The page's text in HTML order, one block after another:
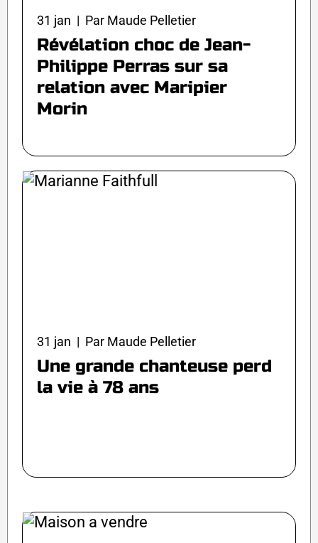
31 jan | Par Maude Pelletier
Révélation choc de Jean-
Philippe Perras sur sa
relation avec Maripier
Morin
31 jan | Par Maude Pelletier
Une grande chanteuse perd
la vie à 78 ans